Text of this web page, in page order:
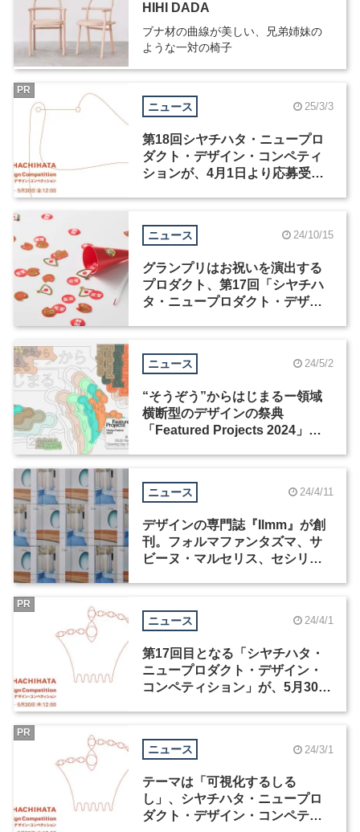
HIHI DADA
ブナ材の曲線が美しい、兄弟姉妹の
ような一対の椅子
ニュース 25/3/3
第18回シヤチハタ・ニュープロ
ダクト・デザイン・コンペティ
ションが、4月1日より応募受付
PR
ニュース 24/10/15
グランプリはお祝いを演出する
プロダクト、第17回「シヤチハ
タ・ニュープロダクト・デザイ
ニュース 24/5/2
“そうぞう”からはじまるー領域
横断型のデザインの祭典
「Featured Projects 2024」が5
ニュース 24/4/11
デザインの専門誌『Ilmm』が創
刊。フォルマファンタズマ、サ
ビーヌ・マルセリス、セシリ
ニュース 24/4/1
第17回目となる「シヤチハタ・
ニュープロダクト・デザイン・
コンペティション」が、5月30日
PR
ニュース 24/3/1
テーマは「可視化するしる
し」、シヤチハタ・ニュープロ
ダクト・デザイン・コンペティ
PR